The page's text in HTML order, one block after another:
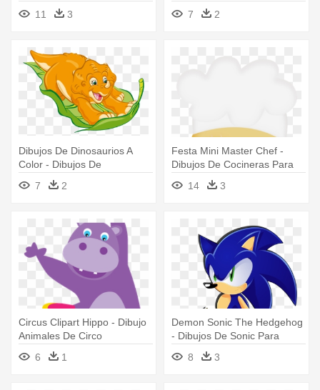
11
3
Imprimir
7 2
Dibujos De Dinosaurios A
Color - Dibujos De
Dinosaurios A Colores Para
Imprimir
7 2
Festa Mini Master Chef -
Dibujos De Cocineras Para
14 3
Circus Clipart Hippo - Dibujo
Animales De Circo
6
1
Demon Sonic The Hedgehog
- Dibujos De Sonic Para
Imprimir
8 3